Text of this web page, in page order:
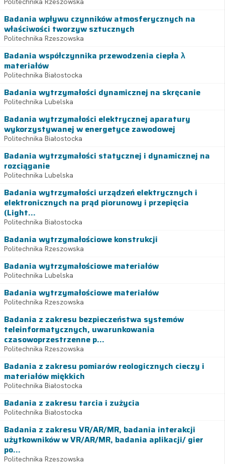
Badania wpływu czynników atmosferycznych na
właściwości tworzyw sztucznych
Politechnika Rzeszowska
Badania współczynnika przewodzenia ciepła λ
materiałów
Politechnika Białostocka
Badania wytrzymałości dynamicznej na skręcanie
Politechnika Lubelska
Badania wytrzymałości elektrycznej aparatury
wykorzystywanej w energetyce zawodowej
Politechnika Białostocka
Badania wytrzymałości statycznej i dynamicznej na
rozciąganie
Politechnika Lubelska
Badania wytrzymałości urządzeń elektrycznych i
elektronicznych na prąd piorunowy i przepięcia
(Light...
Politechnika Białostocka
Badania wytrzymałościowe konstrukcji
Politechnika Rzeszowska
Badania wytrzymałościowe materiałów
Politechnika Lubelska
Badania wytrzymałościowe materiałów
Politechnika Rzeszowska
Badania z zakresu bezpieczeństwa systemów
teleinformatycznych, uwarunkowania
czasowoprzestrzenne p...
Politechnika Rzeszowska
Badania z zakresu pomiarów reologicznych cieczy i
materiałów miękkich
Politechnika Białostocka
Badania z zakresu tarcia i zużycia
Politechnika Białostocka
Badania z zakresu VR/AR/MR, badania interakcji
użytkowników w VR/AR/MR, badania aplikacji/ gier
po...
Politechnika Rzeszowska